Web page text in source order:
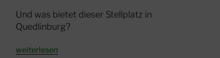
Und was bietet dieser Stellplatz in
Quedlinburg?
„Stellplatz
weiterlesen